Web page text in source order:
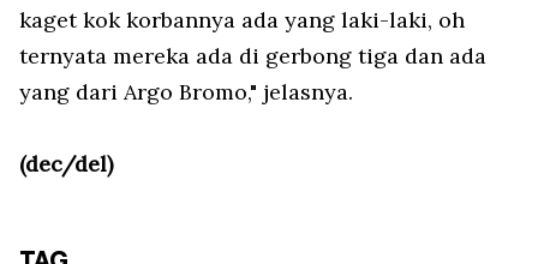
kaget kok korbannya ada yang laki-laki, oh
ternyata mereka ada di gerbong tiga dan ada
yang dari Argo Bromo," jelasnya.
(dec/del)